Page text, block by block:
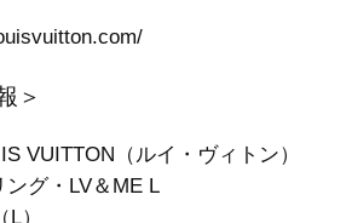
＞
VUITTON（ルイ・ヴィトン）
グ・LV＆ME L
）